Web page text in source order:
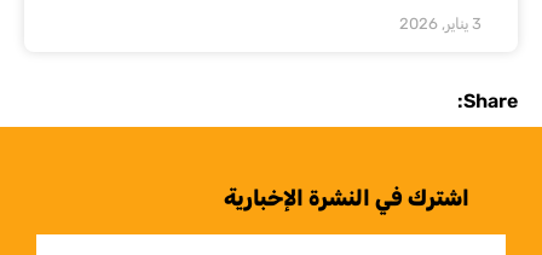
3 يناير, 2026
Share:
اشترك في النشرة الإخبارية